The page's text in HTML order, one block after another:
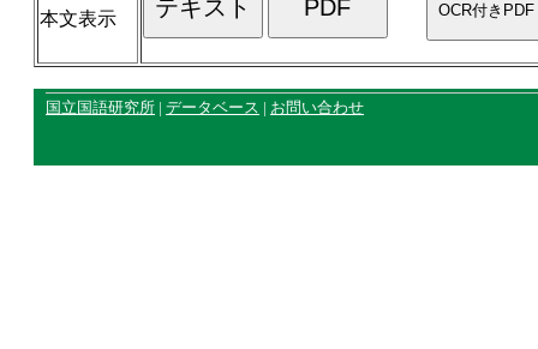
本文表示
国立国語研究所 | データベース | お問い合わせ